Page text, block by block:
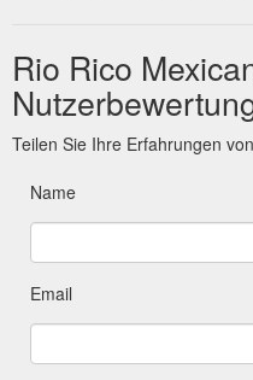
Rio Rico
Teilen Sie Ihre Erfahrungen
Name
Email